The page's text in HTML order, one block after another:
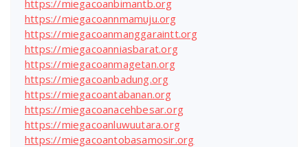
https://miegacoanbimantb.org
https://miegacoannmamuju.org
https://miegacoanmanggaraintt.org
https://miegacoanniasbarat.org
https://miegacoanmagetan.org
https://miegacoanbadung.org
https://miegacoantabanan.org
https://miegacoanacehbesar.org
https://miegacoanluwuutara.org
https://miegacoantobasamosir.org